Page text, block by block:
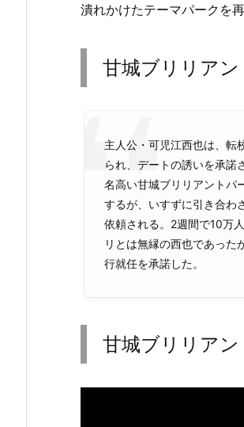
潰れかけたテーマパークを
甘城ブリリア
主人公・可児江西也は、転
られ、デートの誘いを承諾
名高い甘城ブリリアントパ
するが、いすずに引き合わ
依頼される。2週間で10万
リとは無縁の西也であった
行就任を承諾した。
甘城ブリリア